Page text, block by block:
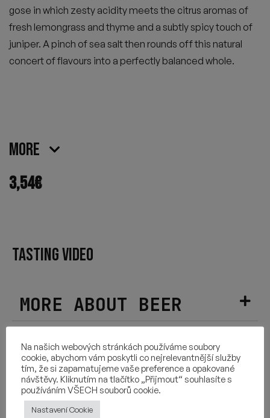
gose in which zesty acidity meets the citrus aromas of
fresh lemongrass and thyme and a subtly spicy touch of
juniper. A pinch of sea salt then rounds off this natural
concert of flavours into a perfectly balanced whole.
More
3,54€
MORE ABOUT BEER
HOPS USED
INGREDIENTS
OTHER INFORMATION
TASTING VIDEO
Na našich webových stránkách používáme soubory
cookie, abychom vám poskytli co nejrelevantnější služby
tím, že si zapamatujeme vaše preference a opakované
návštěvy. Kliknutím na tlačítko „Přijmout“ souhlasíte s
používáním VŠECH souborů cookie.
Nastavení Cookie